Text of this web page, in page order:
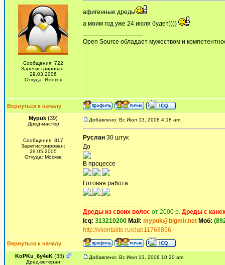
Сообщения: 722
Зарегистрирован:
29.03.2006
Откуда: Ижевск
афигенные дреды
а моим год уже 24 июля будет))))
Open Source обладает мужеством и
Вернуться к началу
Mypuk (39)
Дред-мастер
Сообщения: 817
Зарегистрирован:
29.05.2005
Откуда: Москва
Добавлено: Вс Июл 13, 2008 4:18 am
Руслан 30 штук
До
В процессе
.
.
Готовая работа
.
.
Дреды из своих волос от 2000 р. Дреды с
Icq: 313210200 Mail: mypuk@bigmir.net Моб:
http://vkontakte.ru/club11768856
Вернуться к началу
KoPKu_6y4eK (33)
Дред-ветеран
Добавлено: Вс Июл 13, 2008 10:20 am